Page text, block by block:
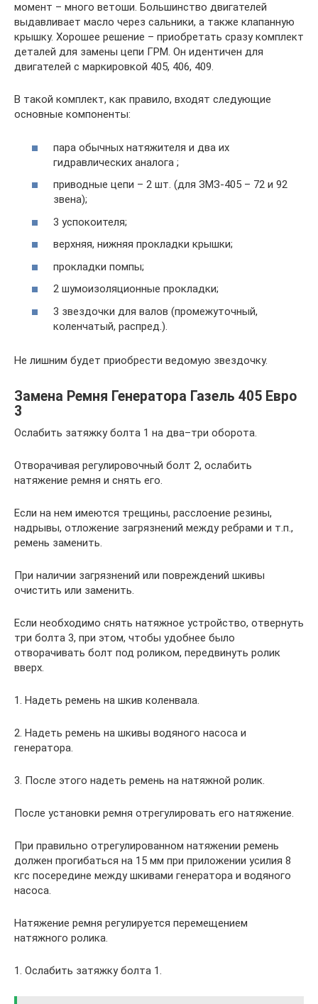
момент – много ветоши. Большинство двигателей
выдавливает масло через сальники, а также клапанную
крышку. Хорошее решение – приобретать сразу комплект
деталей для замены цепи ГРМ. Он идентичен для
двигателей с маркировкой 405, 406, 409.
В такой комплект, как правило, входят следующие
основные компоненты:
пара обычных натяжителя и два их
гидравлических аналога ;
приводные цепи – 2 шт. (для ЗМЗ-405 – 72 и 92
звена);
3 успокоителя;
верхняя, нижняя прокладки крышки;
прокладки помпы;
2 шумоизоляционные прокладки;
3 звездочки для валов (промежуточный,
коленчатый, распред.).
Не лишним будет приобрести ведомую звездочку.
Замена Ремня Генератора Газель 405 Евро
3
Ослабить затяжку болта 1 на два–три оборота.
Отворачивая регулировочный болт 2, ослабить
натяжение ремня и снять его.
Если на нем имеются трещины, расслоение резины,
надрывы, отложение загрязнений между ребрами и т.п.,
ремень заменить.
При наличии загрязнений или повреждений шкивы
очистить или заменить.
Если необходимо снять натяжное устройство, отвернуть
три болта 3, при этом, чтобы удобнее было
отворачивать болт под роликом, передвинуть ролик
вверх.
1. Надеть ремень на шкив коленвала.
2. Надеть ремень на шкивы водяного насоса и
генератора.
3. После этого надеть ремень на натяжной ролик.
После установки ремня отрегулировать его натяжение.
При правильно отрегулированном натяжении ремень
должен прогибаться на 15 мм при приложении усилия 8
кгс посередине между шкивами генератора и водяного
насоса.
Натяжение ремня регулируется перемещением
натяжного ролика.
1. Ослабить затяжку болта 1.